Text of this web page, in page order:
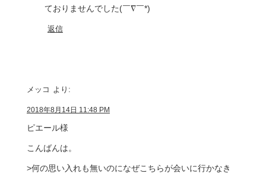
ておりませんでした(￣∇￣*)ゞ
返信
メッコ より:
2018年8月14日 11:48 PM
ピエール様
こんばんは。
>何の思い入れも無いのになぜこちらが会いに行かなき